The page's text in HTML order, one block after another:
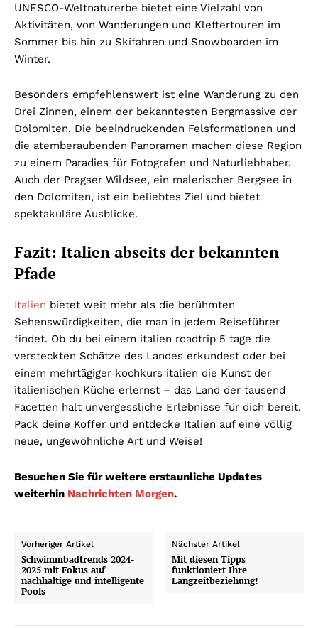
UNESCO-Weltnaturerbe bietet eine Vielzahl von
Aktivitäten, von Wanderungen und Klettertouren im
Sommer bis hin zu Skifahren und Snowboarden im
Winter.
Besonders empfehlenswert ist eine Wanderung zu den
Drei Zinnen, einem der bekanntesten Bergmassive der
Dolomiten. Die beeindruckenden Felsformationen und
die atemberaubenden Panoramen machen diese Region
zu einem Paradies für Fotografen und Naturliebhaber.
Auch der Pragser Wildsee, ein malerischer Bergsee in
den Dolomiten, ist ein beliebtes Ziel und bietet
spektakuläre Ausblicke.
Fazit: Italien abseits der bekannten
Pfade
Italien bietet weit mehr als die berühmten
Sehenswürdigkeiten, die man in jedem Reiseführer
findet. Ob du bei einem italien roadtrip 5 tage die
versteckten Schätze des Landes erkundest oder bei
einem mehrtägiger kochkurs italien die Kunst der
italienischen Küche erlernst – das Land der tausend
Facetten hält unvergessliche Erlebnisse für dich bereit.
Pack deine Koffer und entdecke Italien auf eine völlig
neue, ungewöhnliche Art und Weise!
Besuchen Sie für weitere erstaunliche Updates
weiterhin Nachrichten Morgen.
Vorheriger Artikel
Schwimmbadtrends 2024-
2025 mit Fokus auf
nachhaltige und intelligente
Pools
Nächster Artikel
Mit diesen Tipps
funktioniert Ihre
Langzeitbeziehung!